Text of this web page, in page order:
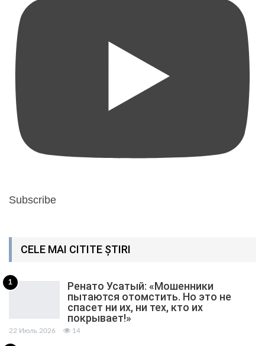
Subscribe
CELE MAI CITITE ȘTIRI
1
Ренато Усатый: «Мошенники
пытаются отомстить. Но это не
спасет ни их, ни тех, кто их
покрывает!»
22 Июль 2026 14